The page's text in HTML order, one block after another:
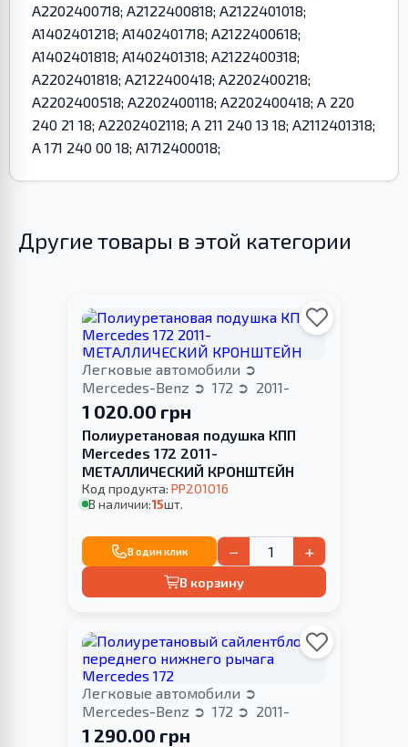
A2202400718; A2122400818; A2122401018;
A1402401218; A1402401718; A2122400618;
A1402401818; A1402401318; A2122400318;
A2202401818; A2122400418; A2202400218;
A2202400518; A2202400118; A2202400418; A 220
240 21 18; A2202402118; A 211 240 13 18; A2112401318;
A 171 240 00 18; A1712400018;
Другие товары в этой категории
Легковые автомобили
Mercedes-Benz
172 2011-
1 020.00 грн
Полиуретановая подушка КПП
Merсedes 172 2011-
МЕТАЛЛИЧЕСКИЙ КРОНШТЕЙН
Код продукта: PP201016
В наличии:15шт.
В один клик − +
В корзину
Легковые автомобили
Mercedes-Benz
172 2011-
1 290.00 грн